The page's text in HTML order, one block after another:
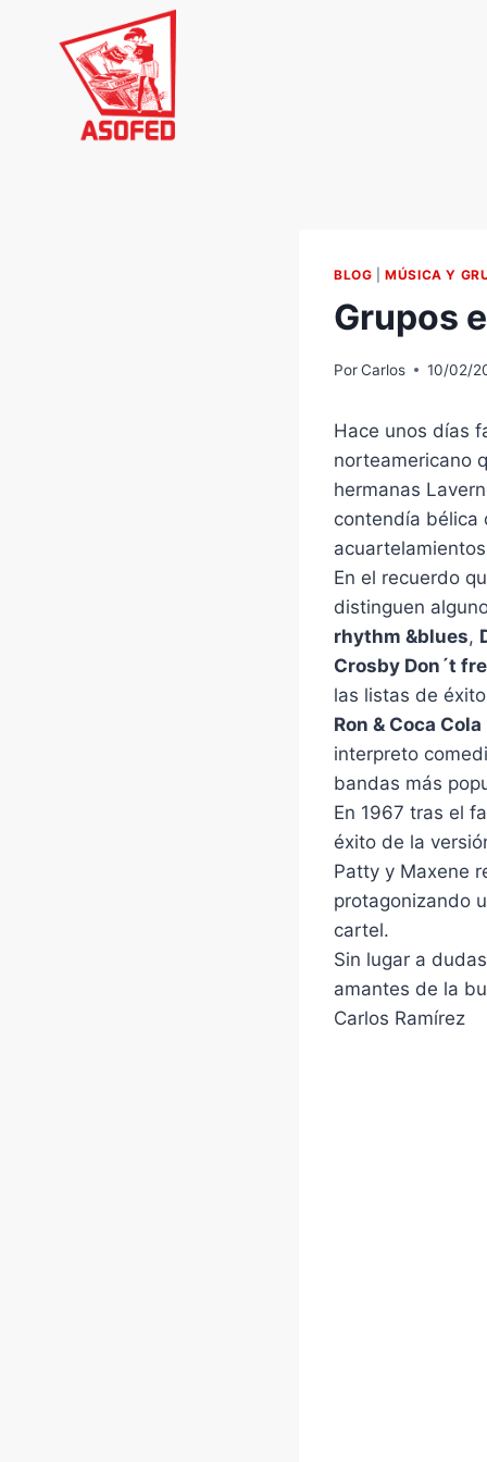
contenido
BLOG |MÚSICA Y
Grupos
PorCarlos 10/02/
Hace unos días
norteamericano
hermanas
contendía bélica
En el recuerdo
distinguen
rhythm &blues,
Crosby Don´t
las listas de
Ron & Coca Cola
interpreto
bandas más
En 1967 tras el
éxito de la
Patty y Maxene
protagonizando
cartel.
Sin lugar a
amantes de la
Carlos Ramírez